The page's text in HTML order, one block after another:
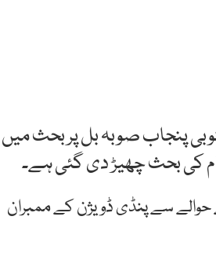
پنجاب صوبہ بل پر بحث میں
حوالے سے پنڈی ڈویژن کے ممبران